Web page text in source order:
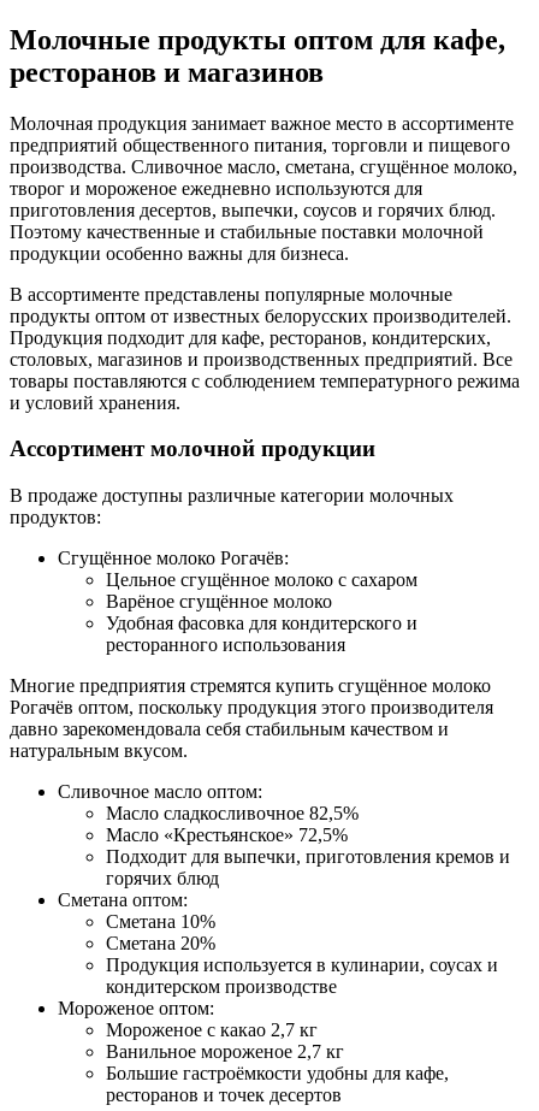
Молочные продукты оптом для кафе,
ресторанов и магазинов
Молочная продукция занимает важное место в ассортименте
предприятий общественного питания, торговли и пищевого
производства. Сливочное масло, сметана, сгущённое молоко,
творог и мороженое ежедневно используются для
приготовления десертов, выпечки, соусов и горячих блюд.
Поэтому качественные и стабильные поставки молочной
продукции особенно важны для бизнеса.
В ассортименте представлены популярные молочные
продукты оптом от известных белорусских производителей.
Продукция подходит для кафе, ресторанов, кондитерских,
столовых, магазинов и производственных предприятий. Все
товары поставляются с соблюдением температурного режима
и условий хранения.
Ассортимент молочной продукции
В продаже доступны различные категории молочных
продуктов:
Сгущённое молоко Рогачёв:
Цельное сгущённое молоко с сахаром
Варёное сгущённое молоко
Удобная фасовка для кондитерского и
ресторанного использования
Многие предприятия стремятся купить сгущённое молоко
Рогачёв оптом, поскольку продукция этого производителя
давно зарекомендовала себя стабильным качеством и
натуральным вкусом.
Сливочное масло оптом:
Масло сладкосливочное 82,5%
Масло «Крестьянское» 72,5%
Подходит для выпечки, приготовления кремов и
горячих блюд
Сметана оптом:
Сметана 10%
Сметана 20%
Продукция используется в кулинарии, соусах и
кондитерском производстве
Мороженое оптом:
Мороженое с какао 2,7 кг
Ванильное мороженое 2,7 кг
Большие гастроёмкости удобны для кафе,
ресторанов и точек десертов